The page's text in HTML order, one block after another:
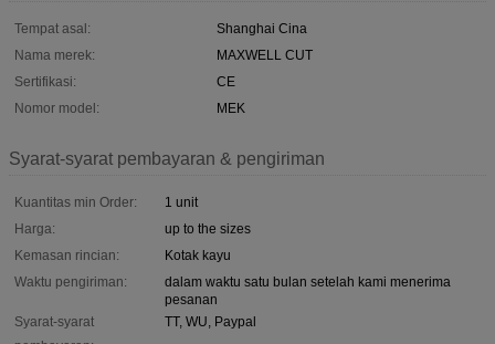
Tempat asal:
Shanghai Cina
Nama merek:
MAXWELL CUT
Sertifikasi:
CE
Nomor model:
MEK
Syarat-syarat pembayaran & pengiriman
Kuantitas min Order:
1 unit
Harga:
up to the sizes
Kemasan rincian:
Kotak kayu
Waktu pengiriman:
dalam waktu satu bulan setelah kami menerima
pesanan
Syarat-syarat
TT, WU, Paypal